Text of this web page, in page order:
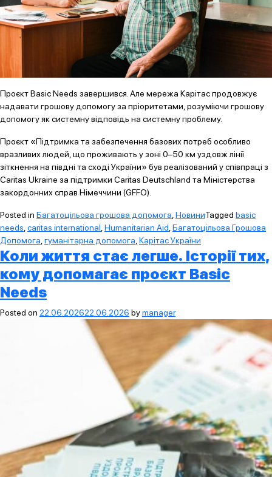
Проєкт Basic Needs завершився. Але мережа Карітас продовжує
надавати грошову допомогу за пріоритетами, розуміючи грошову
допомогу як системну відповідь на системну проблему.
Проєкт «Підтримка та забезпечення базових потреб особливо
вразливих людей, що проживають у зоні 0–50 км уздовж лінії
зіткнення на півдні та сході України» був реалізований у співпраці з
Caritas Ukraine за підтримки Caritas Deutschland та Міністерства
закордонних справ Німеччини (GFFO).
Posted in Багатоцільова грошова допомога НовиниTagged basic
needs caritas international Humanitarian Aid Багатоцільова Грошова
Допомога гуманітарна допомога Карітас України
Коли життя стає легше. Історії тих,
кому допомагає проєкт Basic
Needs
Posted on 22.06.202622.06.2026 bymanager